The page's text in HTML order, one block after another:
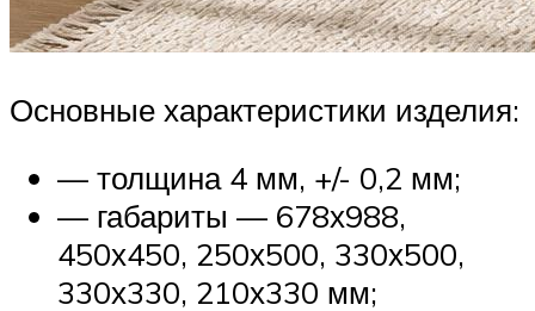
Основные характеристики изделия:
— толщина 4 мм, +/- 0,2 мм;
— габариты — 678х988,
450х450, 250х500, 330х500,
330х330, 210х330 мм;